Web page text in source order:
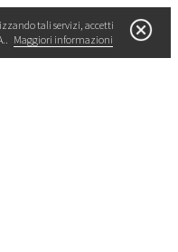
tali servizi, accetti
Maggiori informazioni